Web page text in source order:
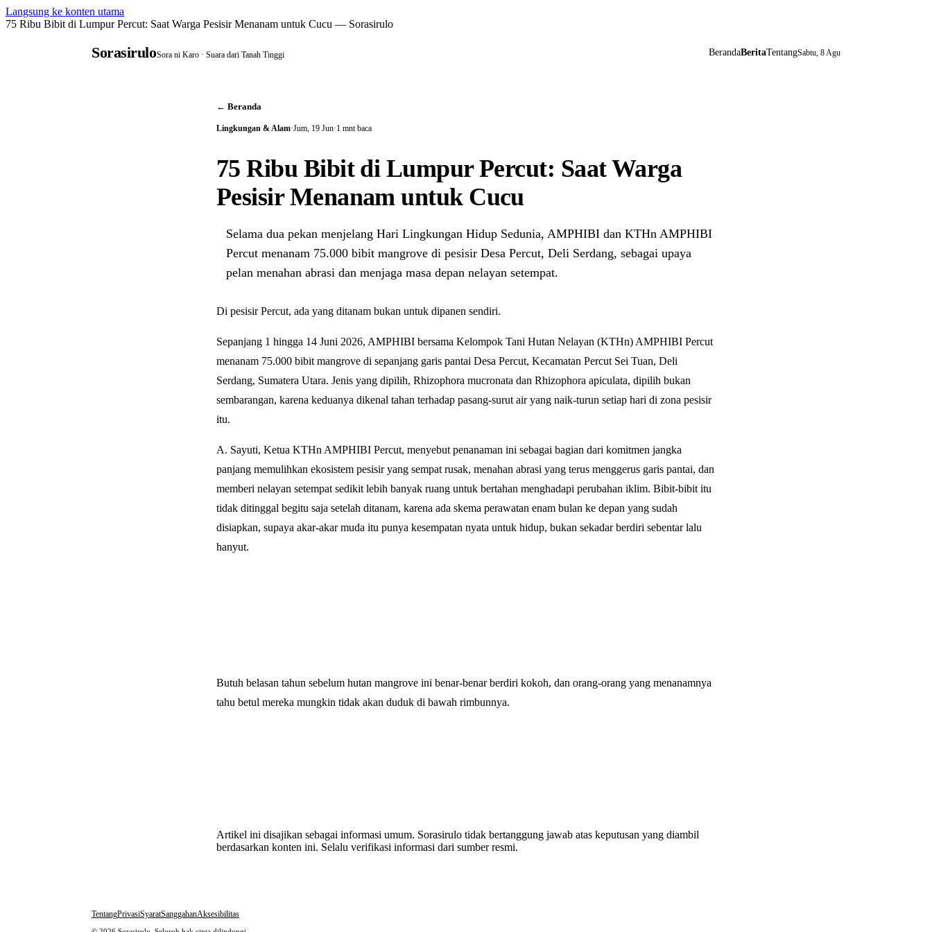
Langsung ke konten utama
75 Ribu Bibit di Lumpur Percut: Saat Warga Pesisir Menanam untuk Cucu — Sorasirulo
SorasiruloSora ni Karo · Suara dari Tanah Tinggi BerandaBeritaTentangSabtu, 8 Agu
← Beranda
Lingkungan & Alam·Jum, 19 Jun·1 mnt baca
75 Ribu Bibit di Lumpur Percut: Saat Warga
Pesisir Menanam untuk Cucu
Selama dua pekan menjelang Hari Lingkungan Hidup Sedunia, AMPHIBI dan KTHn AMPHIBI
Percut menanam 75.000 bibit mangrove di pesisir Desa Percut, Deli Serdang, sebagai upaya
pelan menahan abrasi dan menjaga masa depan nelayan setempat.
Di pesisir Percut, ada yang ditanam bukan untuk dipanen sendiri.
Sepanjang 1 hingga 14 Juni 2026, AMPHIBI bersama Kelompok Tani Hutan Nelayan (KTHn) AMPHIBI Percut
menanam 75.000 bibit mangrove di sepanjang garis pantai Desa Percut, Kecamatan Percut Sei Tuan, Deli
Serdang, Sumatera Utara. Jenis yang dipilih, Rhizophora mucronata dan Rhizophora apiculata, dipilih bukan
sembarangan, karena keduanya dikenal tahan terhadap pasang-surut air yang naik-turun setiap hari di zona pesisir
itu.
A. Sayuti, Ketua KTHn AMPHIBI Percut, menyebut penanaman ini sebagai bagian dari komitmen jangka
panjang memulihkan ekosistem pesisir yang sempat rusak, menahan abrasi yang terus menggerus garis pantai, dan
memberi nelayan setempat sedikit lebih banyak ruang untuk bertahan menghadapi perubahan iklim. Bibit-bibit itu
tidak ditinggal begitu saja setelah ditanam, karena ada skema perawatan enam bulan ke depan yang sudah
disiapkan, supaya akar-akar muda itu punya kesempatan nyata untuk hidup, bukan sekadar berdiri sebentar lalu
hanyut.
Butuh belasan tahun sebelum hutan mangrove ini benar-benar berdiri kokoh, dan orang-orang yang menanamnya
tahu betul mereka mungkin tidak akan duduk di bawah rimbunnya.
Artikel ini disajikan sebagai informasi umum. Sorasirulo tidak bertanggung jawab atas keputusan yang diambil
berdasarkan konten ini. Selalu verifikasi informasi dari sumber resmi.
TentangPrivasiSyaratSanggahanAksesibilitas